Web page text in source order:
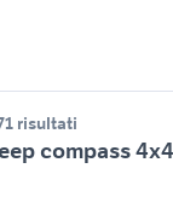
risultati
compass